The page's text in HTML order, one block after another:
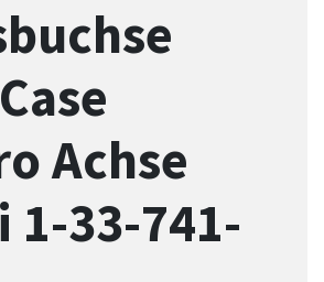
Achse
1-33-741-